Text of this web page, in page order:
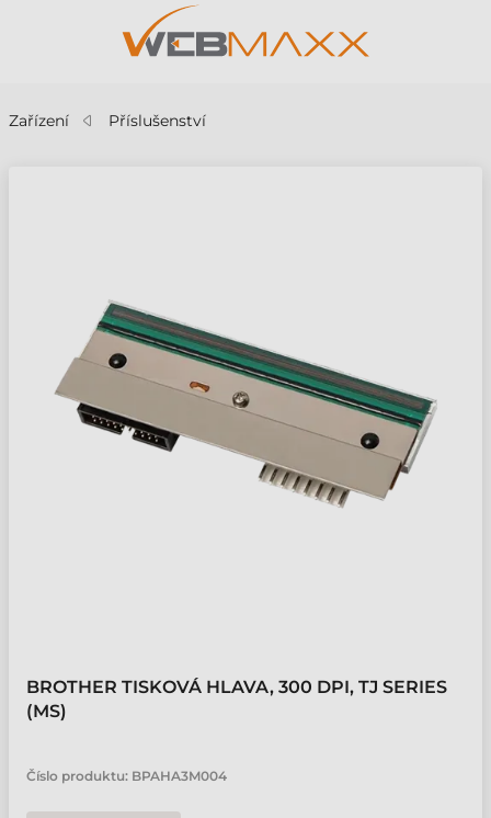
Zařízení Příslušenství
BROTHER TISKOVÁ HLAVA, 300 DPI, TJ SERIES
(MS)
Číslo produktu: BPAHA3M004